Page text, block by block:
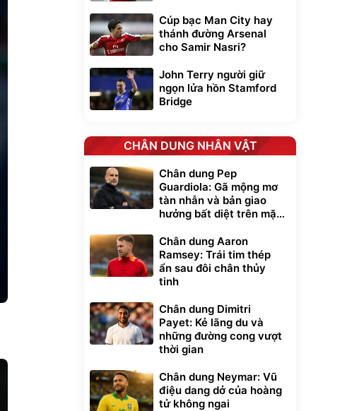
Cúp bạc Man City hay
thánh đường Arsenal
cho Samir Nasri?
John Terry người giữ
ngọn lửa hồn Stamford
Bridge
CHÂN DUNG NHÂN VẬT
Chân dung Pep
Guardiola: Gã mộng mơ
tàn nhẫn và bản giao
hưởng bất diệt trên mặt
Chân dung Aaron
Ramsey: Trái tim thép
ẩn sau đôi chân thủy
tinh
Chân dung Dimitri
Payet: Kẻ lãng du và
những đường cong vượt
thời gian
Chân dung Neymar: Vũ
điệu dang dở của hoàng
tử không ngai